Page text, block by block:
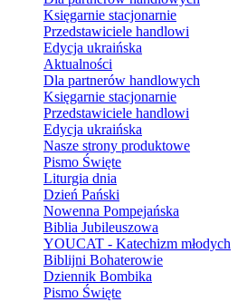
Księgarnie stacjonarnie
Przedstawiciele handlowi
Edycja ukraińska
Aktualności
Dla partnerów handlowych
Księgarnie stacjonarnie
Przedstawiciele handlowi
Edycja ukraińska
Nasze strony produktowe
Pismo Święte
Liturgia dnia
Dzień Pański
Nowenna Pompejańska
Biblia Jubileuszowa
YOUCAT - Katechizm młodych
Biblijni Bohaterowie
Dziennik Bombika
Pismo Święte